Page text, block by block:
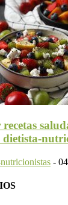
dietista-
-